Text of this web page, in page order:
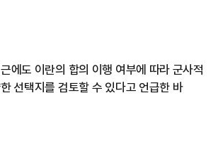
에도 이란의 합의 이행 여부에 따라 군사적
선택지를 검토할 수 있다고 언급한 바